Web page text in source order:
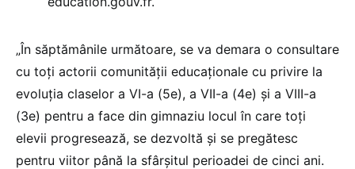
„În săptămânile următoare, se va demara o consultare
cu toți actorii comunității educaționale cu privire la
evoluția claselor a VI-a (5e), a VII-a (4e) și a VIII-a
(3e) pentru a face din gimnaziu locul în care toți
elevii progresează, se dezvoltă și se pregătesc
pentru viitor până la sfârșitul perioadei de cinci ani.